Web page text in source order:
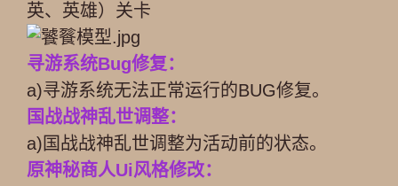
英、英雄）关卡
寻游系统Bug修复：
a)寻游系统无法正常运行的BUG修复。
国战战神乱世调整：
a)国战战神乱世调整为活动前的状态。
原神秘商人Ui风格修改：